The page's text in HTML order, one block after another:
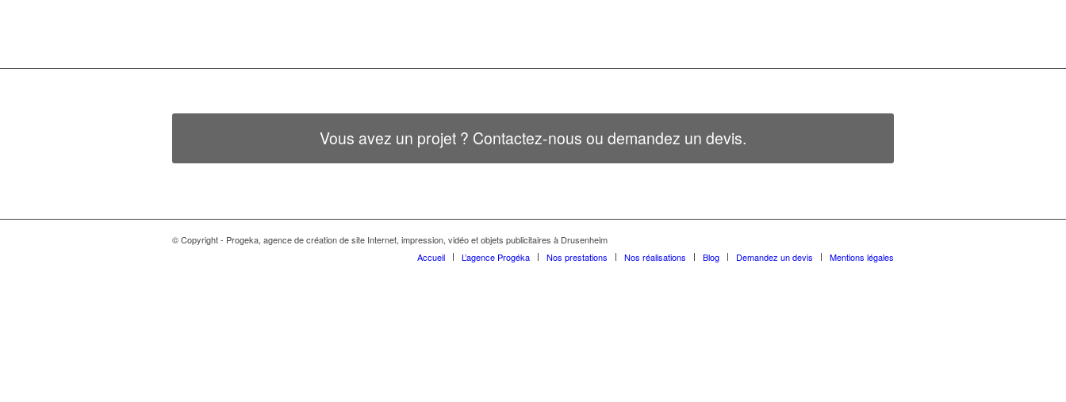
Vous avez un projet ? Contactez-nous ou demandez un devis.
© Copyright - Progeka, agence de création de site Internet, impression, vidéo et objets publicitaires à Drusenheim
Accueil
L’agence Progéka Nos prestations Nos réalisations Blog Demandez un devis Mentions légales